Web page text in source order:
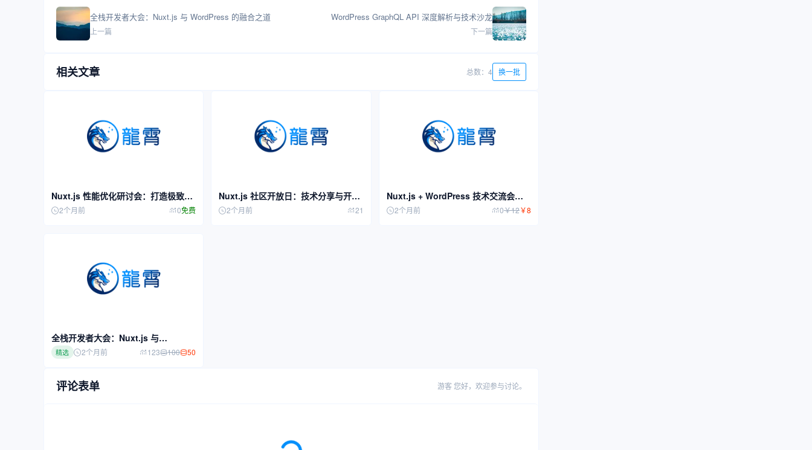
全栈开发者大会：Nuxt.js 与 WordPress 的融合之道
上一篇
WordPress GraphQL API 深度解析与技术沙龙
下一篇
相关文章 总数：4 换一批
Nuxt.js 性能优化研讨会：打造极致用
户体验
2个月前 0免费
Nuxt.js 社区开放日：技术分享与开源
共建2个月前 21
Nuxt.js + WordPress 技术交流会：
探索现代 Web 开发新范式
2个月前 0￥12￥8
全栈开发者大会：Nuxt.js 与
WordPress 的融合之道
精选 2个月前 123 100 50
评论表单 游客 您好，欢迎参与讨论。